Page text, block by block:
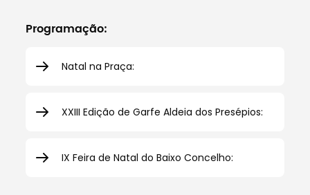
Programação:
Natal na Praça:
XXIII Edição de Garfe Aldeia dos Presépios:
IX Feira de Natal do Baixo Concelho: